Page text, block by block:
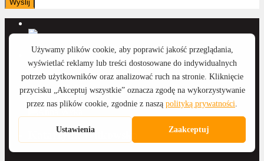
Anna Wyka
Katarzyna Witkowska